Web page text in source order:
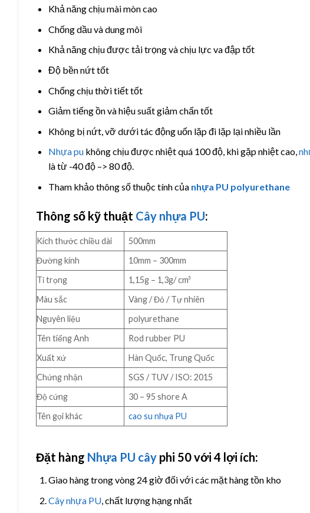
Khả năng chịu mài mòn cao
Chống dầu và dung môi
Khả năng chịu được tải trọng và chịu lực va đập tốt
Độ bền nứt tốt
Chống chịu thời tiết tốt
Giảm tiếng ồn và hiệu suất giảm chấn tốt
Không bị nứt, vỡ dưới tác động uốn lặp đi lặp lại nhiều lần
Nhựa pukhông chịu được nhiệt quá 100 độ, khi gặp nhiệt cao,
là từ -40 độ –> 80 độ.
Tham khảo thông số thuộc tính của nhựa PU polyurethane
Thông số kỹ thuật Cây nhựa PU:
Kích thước chiều dài
500mm
Đường kính
10mm – 300mm
Tỉ trọng
1,15g – 1,3g/ cm³
Màu sắc
Vàng / Đỏ / Tự nhiên
Nguyên liệu
polyurethane
Tên tiếng Anh
Rod rubber PU
Xuất xứ
Hàn Quốc, Trung Quốc
Chứng nhận
SGS / TUV / ISO: 2015
Độ cứng
30 – 95 shore A
Tên gọi khác
cao su nhựa PU
Đặt hàng Nhựa PU cây phi 50 với 4 lợi ích:
Giao hàng trong vòng 24 giờ đối với các mặt hàng tồn kho
Cây nhựa PU, chất lượng hạng nhất